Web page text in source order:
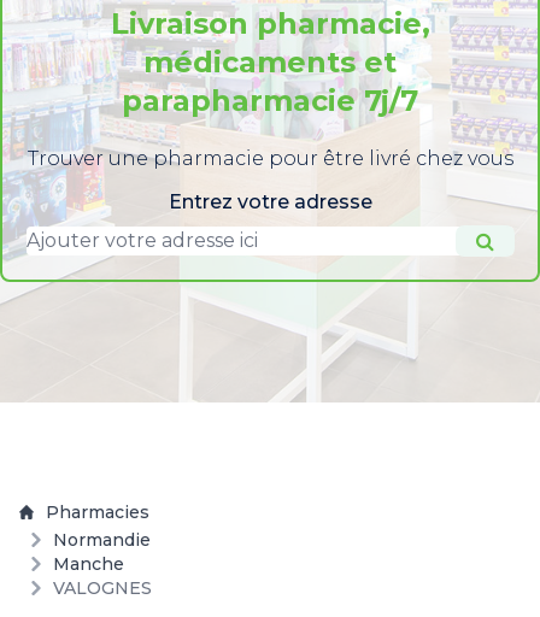
Livraison pharmacie,
médicaments et
parapharmacie 7j/7
Trouver une pharmacie pour être livré chez vous
Entrez votre adresse
Pharmacies
Normandie
Manche
VALOGNES